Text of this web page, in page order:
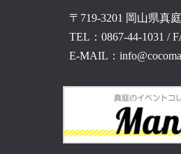
〒719-3201 岡山県真
TEL：0867-44-1031 /
E-MAIL：